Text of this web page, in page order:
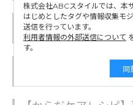
食材をおいしく使い
れるチャンプルーで
【ちゃみのおうち和
タミナ炒め」で暑い
株式会社ABCスタイルでは、本
はじめとしたタグや情報収集モ
送信を行っています。
利用者情報の外部送信について
す。
同